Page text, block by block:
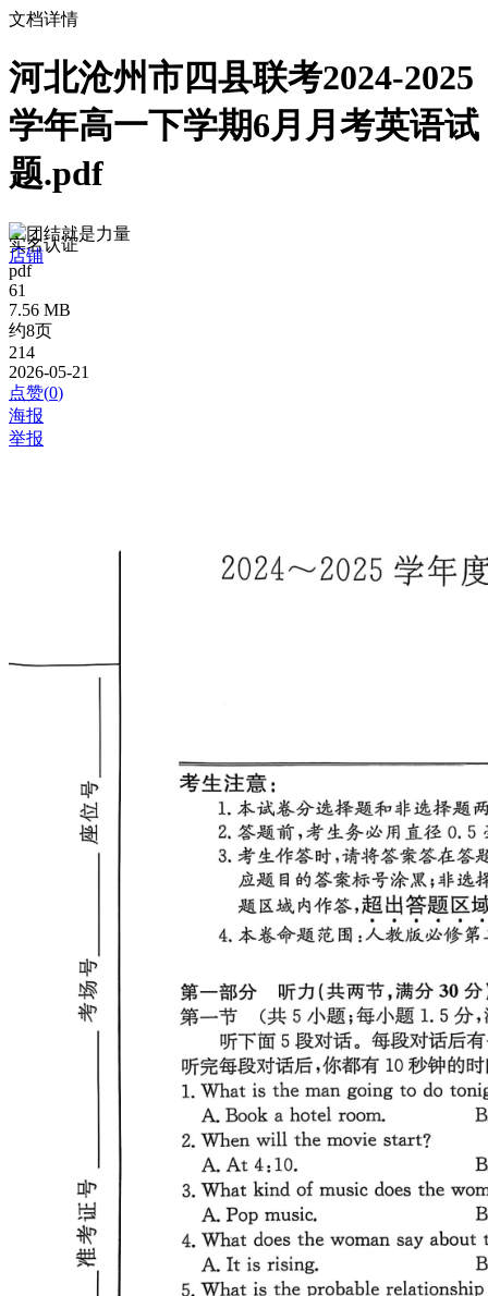
文档详情
河北沧州市四县联考2024-2025
学年高一下学期6月月考英语试
题.pdf
团结就是力量
实名认证
店铺
pdf
61
7.56 MB
约8页
214
2026-05-21
点赞(0)
海报
举报